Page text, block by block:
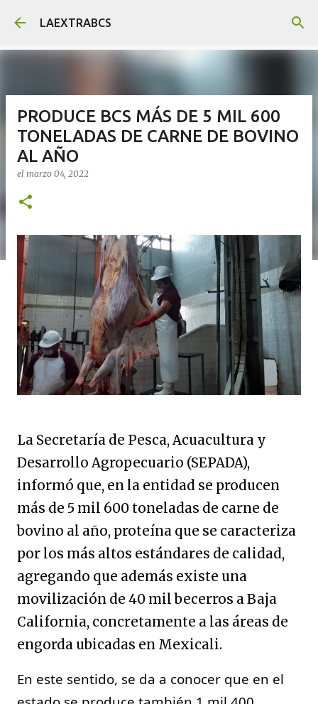
Ir al contenido principal
LAEXTRABCS
PRODUCE BCS MÁS DE 5 MIL 600
TONELADAS DE CARNE DE BOVINO
AL AÑO
el marzo 04, 2022
La Secretaría de Pesca, Acuacultura y
Desarrollo Agropecuario (SEPADA),
informó que, en la entidad se producen
más de 5 mil 600 toneladas de carne de
bovino al año, proteína que se caracteriza
por los más altos estándares de calidad,
agregando que además existe una
movilización de 40 mil becerros a Baja
California, concretamente a las áreas de
engorda ubicadas en Mexicali.
En este sentido, se da a conocer que en el